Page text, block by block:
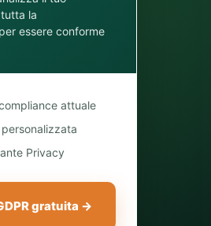
la
essere conforme
attuale
Privacy
gratuita →